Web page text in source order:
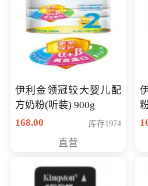
伊利金领冠较大婴儿配
方奶粉(听装) 900g
168.00
库存1974
直营